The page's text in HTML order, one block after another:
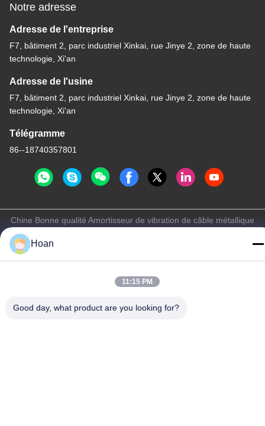
Notre adresse
Adresse de l'entreprise
F7, bâtiment 2, parc industriel Xinkai, rue Jinye 2, zone de haute
technologie, Xi'an
Adresse de l'usine
F7, bâtiment 2, parc industriel Xinkai, rue Jinye 2, zone de haute
technologie, Xi'an
Télégramme
86--18740357801
Politique de confidentialité|Plan du site
Chine Bonne qualité Amortisseur de vibration de câble métallique
Le fournisseur. 2024-2026 Xi'an Hoan Microwave Co., Ltd. . Tous
Hoan
11:15 PM
Good day, what product are you looking for?